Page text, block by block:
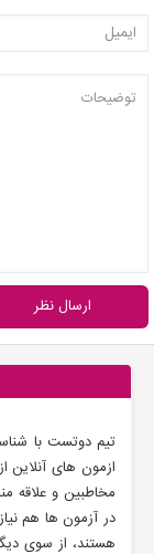
تیم دوتست با
ازمون های آنلاین
مخاطبین و علاقه
در آزمون ها هم
هستند، از سوی
ارسال نظر